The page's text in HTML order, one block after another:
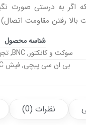
اگر به درستی صورت
بالا رفتن مقاومت
شناسه محصول
سوکت و کانکتور,
BNC
,
بی ان سی پیچی,فیش BNC
نظرات (0)